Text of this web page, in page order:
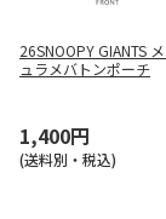
26SNOOPY GIANTS
ュラメバトンポーチ
1,400円
(送料別・税込)